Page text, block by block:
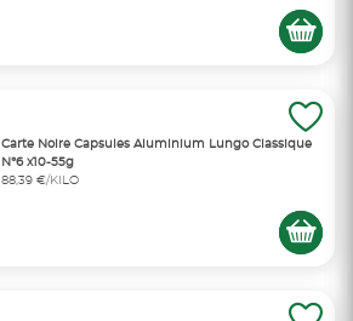
Carte Noire Capsules Aluminium Lungo Classique
N°6 x10-55g
88,39 €/KILO